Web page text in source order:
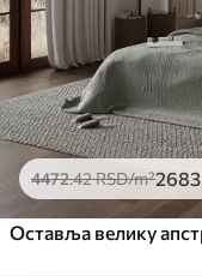
4472.42RSD/m²2683